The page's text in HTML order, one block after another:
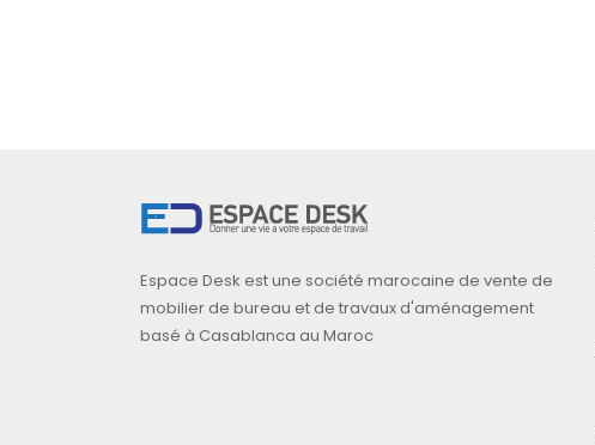
Espace Desk est une société marocaine de vente de
mobilier de bureau et de travaux d'aménagement
basé à Casablanca au Maroc